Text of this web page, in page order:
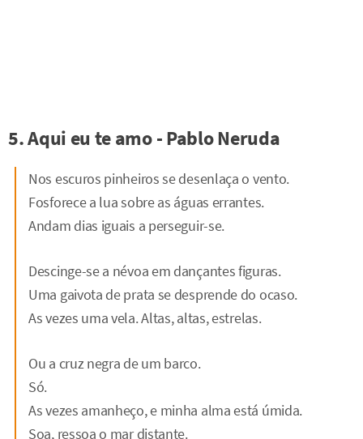
5. Aqui eu te amo - Pablo Neruda
Nos escuros pinheiros se desenlaça o vento.
Fosforece a lua sobre as águas errantes.
Andam dias iguais a perseguir-se.
Descinge-se a névoa em dançantes figuras.
Uma gaivota de prata se desprende do ocaso.
As vezes uma vela. Altas, altas, estrelas.
Ou a cruz negra de um barco.
Só.
As vezes amanheço, e minha alma está úmida.
Soa, ressoa o mar distante.